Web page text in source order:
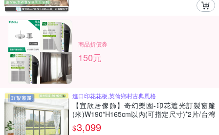
商品折價券
150元
進口印花花板,英倫鄉村古典風格
【宜欣居傢飾】奇幻樂園-印花遮光訂製窗簾
(米)W190*H165cm以內(可指定尺寸)*2片/台灣
製
$3,099